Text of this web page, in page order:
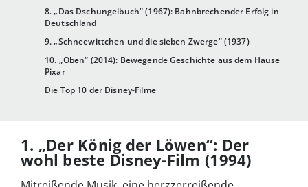
8. „Das Dschungelbuch“ (1967): Bahnbrechender Erfolg in
Deutschland
9. „Schneewittchen und die sieben Zwerge“ (1937)
10. „Oben“ (2014): Bewegende Geschichte aus dem Hause
Pixar
Die Top 10 der Disney-Filme
1. „Der König der Löwen“: Der
wohl beste Disney-Film (1994)